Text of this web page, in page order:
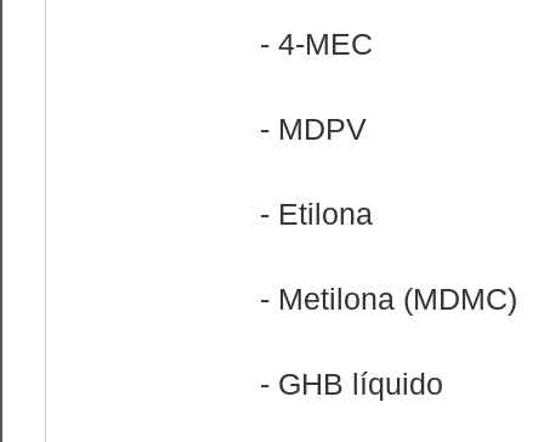
- 4-MEC
- MDPV
- Etilona
- Metilona (MDMC)
- GHB líquido